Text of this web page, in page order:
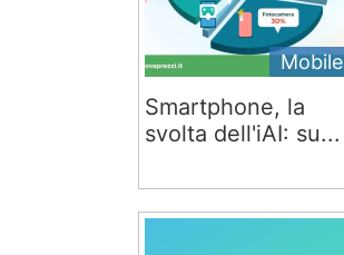
Mobile
Smartphone, la
svolta dell'iAI: su...